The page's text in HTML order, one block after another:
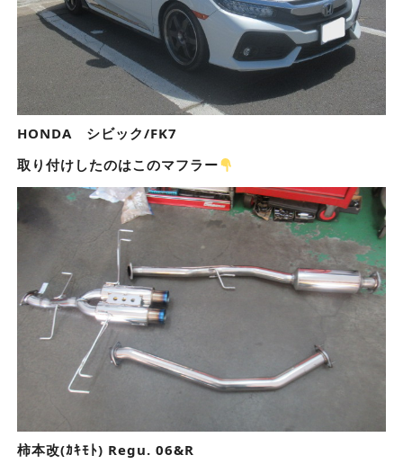
HONDA シビック/FK7
取り付けしたのはこのマフラー
柿本改(ｶｷﾓﾄ) Regu. 06&R